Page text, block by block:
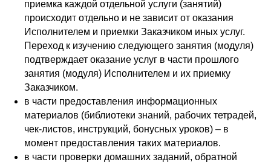
приемка каждой отдельной услуги (занятий)
происходит отдельно и не зависит от оказания
Исполнителем и приемки Заказчиком иных услуг.
Переход к изучению следующего занятия (модуля)
подтверждает оказание услуг в части прошлого
занятия (модуля) Исполнителем и их приемку
Заказчиком.
в части предоставления информационных
материалов (библиотеки знаний, рабочих тетрадей,
чек-листов, инструкций, бонусных уроков) – в
момент предоставления таких материалов.
в части проверки домашних заданий, обратной